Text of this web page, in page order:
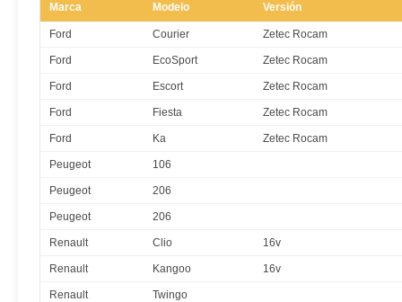
Marca Modelo Versión
Ford Courier Zetec Rocam
Ford EcoSport Zetec Rocam
Ford Escort Zetec Rocam
Ford Fiesta Zetec Rocam
Ford Ka Zetec Rocam
Peugeot 106
Peugeot 206
Peugeot 206
Renault Clio 16v
Renault Kangoo 16v
Renault Twingo